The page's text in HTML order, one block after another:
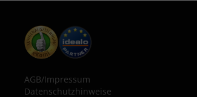
AGB/Impressum
Datenschutzhinweise